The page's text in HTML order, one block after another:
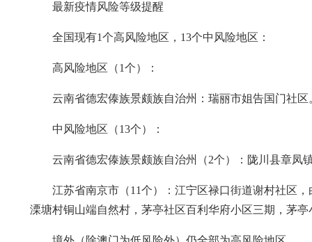
最新疫情风险等级提醒
全国现有1个高风险地区，13个中风险地区：
高风险地区（1个）：
云南省德宏傣族景颇族自治州：瑞丽市姐告国门社区
中风险地区（13个）：
云南省德宏傣族景颇族自治州（2个）：陇川县章凤
江苏省南京市（11个）：江宁区禄口街道谢村社区
溧塘村铜山端自然村，茅亭社区百利华府小区三期，茅